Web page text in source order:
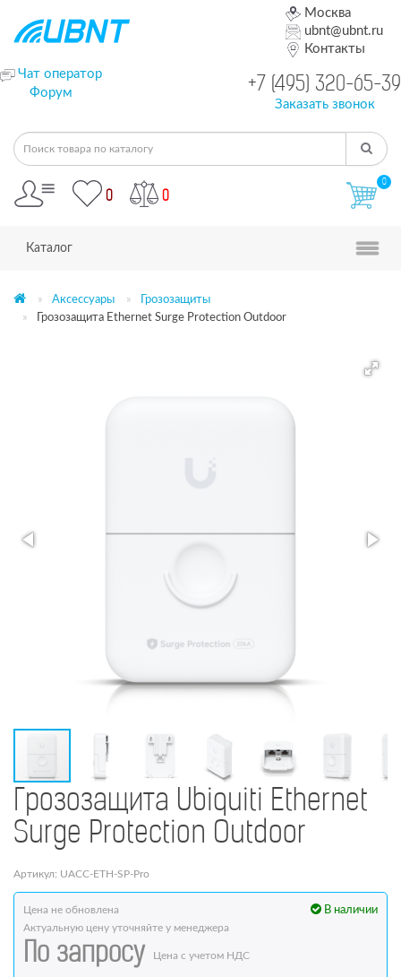
Москва
ubnt@ubnt.ru
Контакты
Чат оператор
Форум
+7 (495) 320-65-39
Заказать звонок
0 0
0
Каталог
Аксессуары
Грозозащиты
Грозозащита Ethernet Surge Protection Outdoor
Грозозащита Ubiquiti Ethernet
Surge Protection Outdoor
Артикул: UACC-ETH-SP-Pro
В наличии
Цена не обновлена
Актуальную цену уточняйте у менеджера
По запросу Цена с учетом НДС